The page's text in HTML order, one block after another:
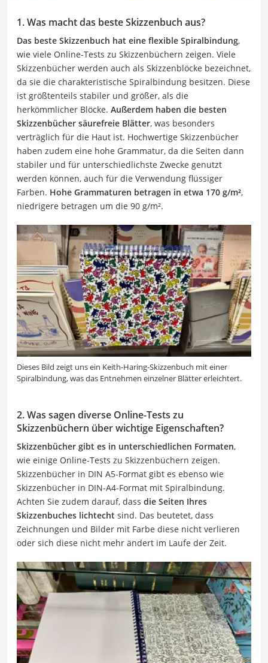
1. Was macht das beste Skizzenbuch aus?
Das beste Skizzenbuch hat eine flexible Spiralbindung,
wie viele Online-Tests zu Skizzenbüchern zeigen. Viele
Skizzenbücher werden auch als Skizzenblöcke bezeichnet,
da sie die charakteristische Spiralbindung besitzen. Diese
ist größtenteils stabiler und größer, als die
herkömmlicher Blöcke. Außerdem haben die besten
Skizzenbücher säurefreie Blätter, was besonders
verträglich für die Haut ist. Hochwertige Skizzenbücher
haben zudem eine hohe Grammatur, da die Seiten dann
stabiler und für unterschiedlichste Zwecke genutzt
werden können, auch für die Verwendung flüssiger
Farben. Hohe Grammaturen betragen in etwa 170 g/m²,
niedrigere betragen um die 90 g/m².
Dieses Bild zeigt uns ein Keith-Haring-Skizzenbuch mit einer
Spiralbindung, was das Entnehmen einzelner Blätter erleichtert.
2. Was sagen diverse Online-Tests zu
Skizzenbüchern über wichtige Eigenschaften?
Skizzenbücher gibt es in unterschiedlichen Formaten,
wie einige Online-Tests zu Skizzenbüchern zeigen.
Skizzenbücher in DIN A5-Format gibt es ebenso wie
Skizzenbücher in DIN-A4-Format mit Spiralbindung.
Achten Sie zudem darauf, dass die Seiten Ihres
Skizzenbuches lichtecht sind. Das beutetet, dass
Zeichnungen und Bilder mit Farbe diese nicht verlieren
oder sich diese nicht mehr ändert im Laufe der Zeit.